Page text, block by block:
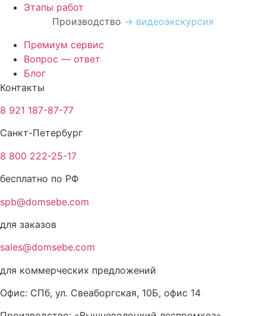
Этапы работ
Производство → видеоэкскурсия
Премиум сервис
Вопрос — ответ
Блог
Контакты
8 921 187-87-77
Санкт-Петербург
8 800 222-25-17
бесплатно по РФ
spb@domsebe.com
для заказов
sales@domsebe.com
для коммерческих предложений
Офис: СПб, ул. Свеаборгская, 10Б, офис 14